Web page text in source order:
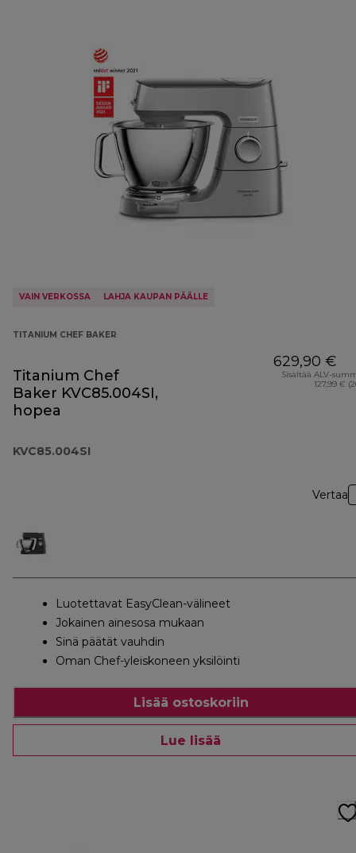
VAIN VERKOSSA LAHJA KAUPAN PÄÄLLE
TITANIUM CHEF BAKER
Titanium Chef
Baker KVC85.004SI,
hopea
KVC85.004SI
629,90 €
Sisältää ALV-
127,99 €
Vertaa
Luotettavat EasyClean-välineet
Jokainen ainesosa mukaan
Sinä päätät vauhdin
Oman Chef-yleiskoneen yksilöinti
Lisää ostoskoriin
Lue lisää